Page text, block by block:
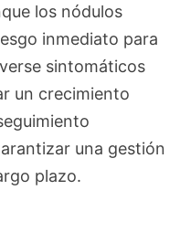
los nódulos
inmediato para
sintomáticos
un crecimiento
una gestión
plazo.